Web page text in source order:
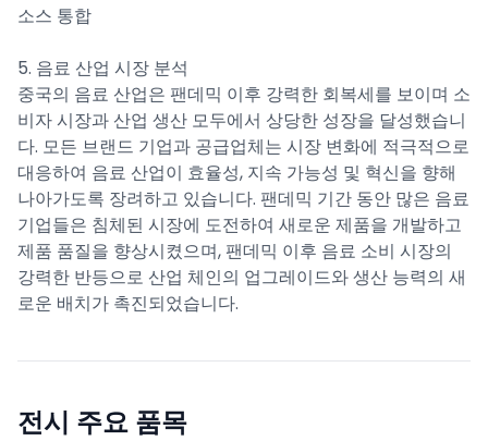
소스 통합
5. 음료 산업 시장 분석
중국의 음료 산업은 팬데믹 이후 강력한 회복세를 보이며 소
비자 시장과 산업 생산 모두에서 상당한 성장을 달성했습니
다. 모든 브랜드 기업과 공급업체는 시장 변화에 적극적으로
대응하여 음료 산업이 효율성, 지속 가능성 및 혁신을 향해
나아가도록 장려하고 있습니다. 팬데믹 기간 동안 많은 음료
기업들은 침체된 시장에 도전하여 새로운 제품을 개발하고
제품 품질을 향상시켰으며, 팬데믹 이후 음료 소비 시장의
강력한 반등으로 산업 체인의 업그레이드와 생산 능력의 새
로운 배치가 촉진되었습니다.
전시 주요 품목